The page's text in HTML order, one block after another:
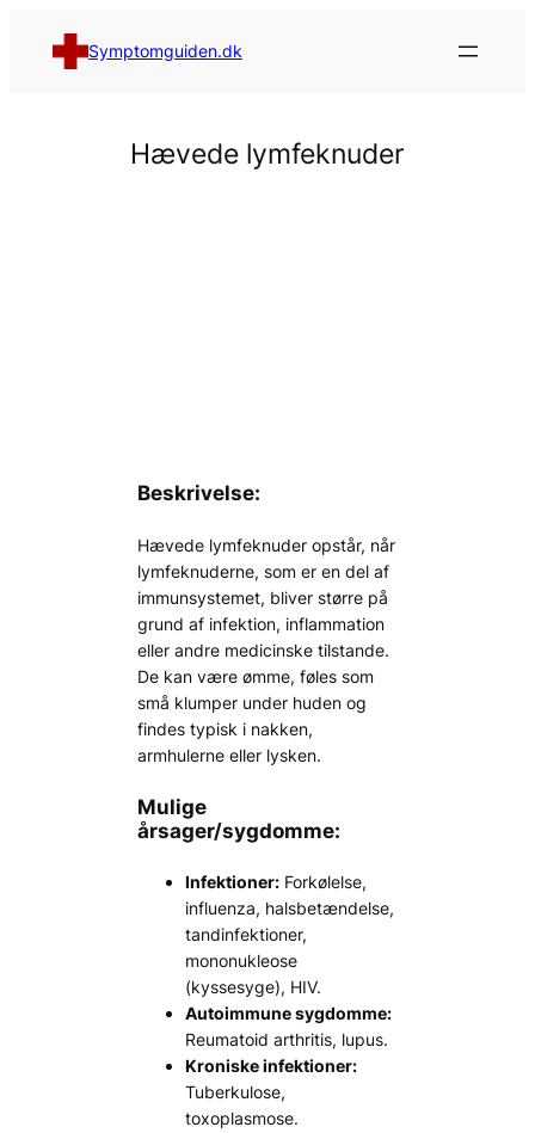
indhold
Symptomguiden.dk
Hævede lymfeknuder
Beskrivelse:
Hævede lymfeknuder opstår, når
lymfeknuderne, som er en del af
immunsystemet, bliver større på
grund af infektion, inflammation
eller andre medicinske tilstande.
De kan være ømme, føles som
små klumper under huden og
findes typisk i nakken,
armhulerne eller lysken.
Mulige
årsager/sygdomme:
Infektioner: Forkølelse,
influenza, halsbetændelse,
tandinfektioner,
mononukleose
(kyssesyge), HIV.
Autoimmune sygdomme:
Reumatoid arthritis, lupus.
Kroniske infektioner:
Tuberkulose,
toxoplasmose.